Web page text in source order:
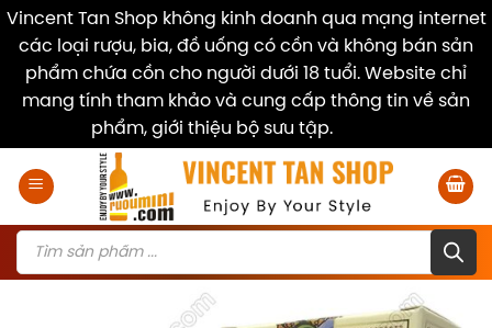
Vincent Tan Shop không kinh doanh qua mạng internet
các loại rượu, bia, đồ uống có cồn và không bán sản
phẩm chứa cồn cho người dưới 18 tuổi. Website chỉ
mang tính tham khảo và cung cấp thông tin về sản
phẩm, giới thiệu bộ sưu tập.
Products
search